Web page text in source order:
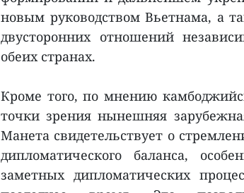
новым руководством Вьетнама, а
двусторонних отношений
обеих странах.
Кроме того, по мнению
точки зрения нынешняя
Манета свидетельствует о
дипломатического баланса,
заметных дипломатических